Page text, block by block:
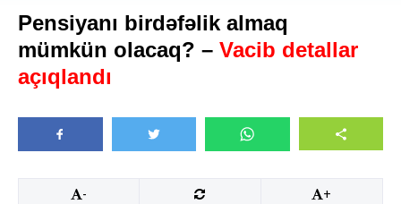
Pensiyanı birdəfəlik almaq
mümkün olacaq? – Vacib detallar
açıqlandı
- +